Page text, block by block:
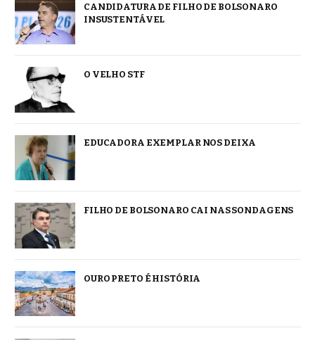
CANDIDATURA DE FILHO DE BOLSONARO
INSUSTENTÁVEL
O VELHO STF
EDUCADORA EXEMPLAR NOS DEIXA
FILHO DE BOLSONARO CAI NAS SONDAGENS
OURO PRETO É HISTÓRIA